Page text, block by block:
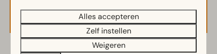
Ingerichte keuken
Koelvriescombinatie(s)
Koffiezetapparaat
Beschikbaarheid en prijs
Alles accepteren
Zelf instellen
Weigeren